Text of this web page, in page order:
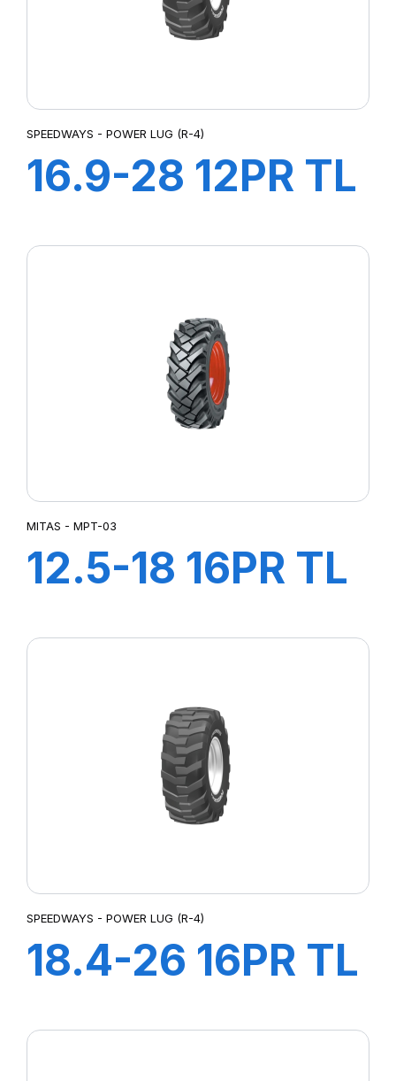
SPEEDWAYS - POWER LUG (R-4)
16.9-28 12PR TL
MITAS - MPT-03
12.5-18 16PR TL
SPEEDWAYS - POWER LUG (R-4)
18.4-26 16PR TL